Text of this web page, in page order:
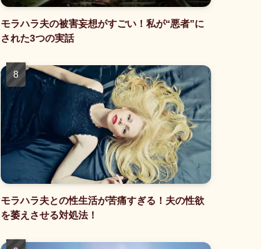
モラハラ夫の被害妄想がすごい！私が“悪者”に
された3つの実話
モラハラ夫との性生活が苦痛すぎる！夫の性欲
を萎えさせる対処法！